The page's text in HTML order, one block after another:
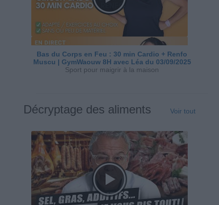
Bas du Corps en Feu : 30 min Cardio + Renfo
Muscu | GymWaouw 8H avec Léa du 03/09/2025
Sport pour maigrir à la maison
Décryptage des aliments Voir tout